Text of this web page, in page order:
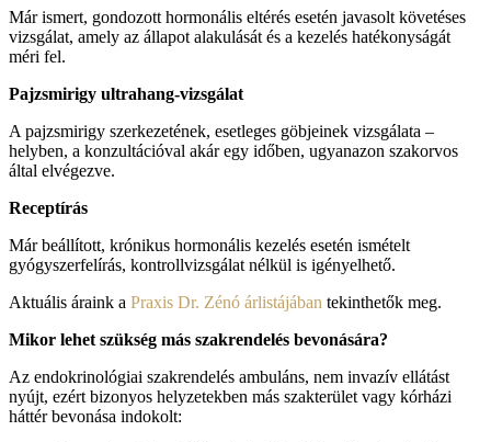
Már ismert, gondozott hormonális eltérés esetén javasolt követéses
vizsgálat, amely az állapot alakulását és a kezelés hatékonyságát
méri fel.
Pajzsmirigy ultrahang-vizsgálat
A pajzsmirigy szerkezetének, esetleges göbjeinek vizsgálata –
helyben, a konzultációval akár egy időben, ugyanazon szakorvos
által elvégezve.
Receptírás
Már beállított, krónikus hormonális kezelés esetén ismételt
gyógyszerfelírás, kontrollvizsgálat nélkül is igényelhető.
Aktuális áraink a Praxis Dr. Zénó árlistájában tekinthetők meg.
Mikor lehet szükség más szakrendelés bevonására?
Az endokrinológiai szakrendelés ambuláns, nem invazív ellátást
nyújt, ezért bizonyos helyzetekben más szakterület vagy kórházi
háttér bevonása indokolt: